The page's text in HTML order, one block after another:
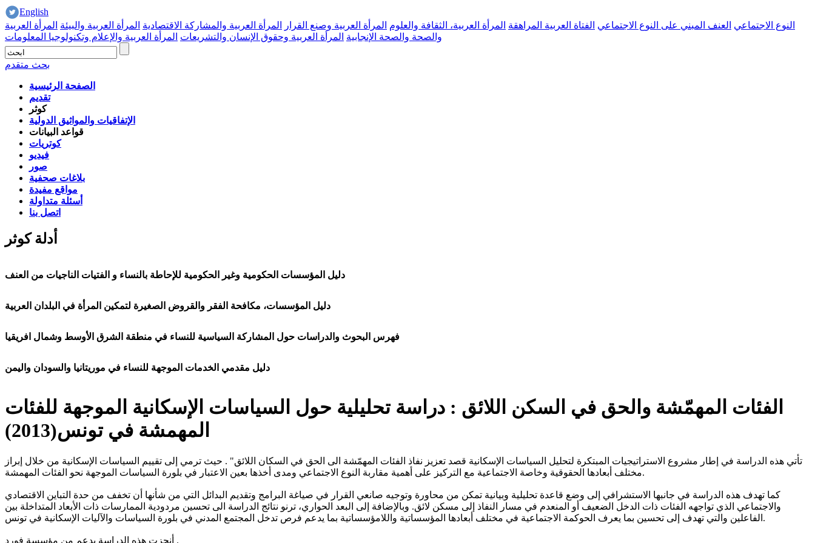
English
النوع الاجتماعي العنف المبني على النوع الاجتماعي الفتاة العربية المراهقة المرأة العربية، الثقافة والعلوم المرأة العربية وصنع القرار المرأة العربية والمشاركة الاقتصادية المرأة العربية والبيئة المرأة العربية
والصحة والصحة الإنجابية المرأة العربية وحقوق الإنسان والتشريعات المرأة العربية والإعلام وتكنولوجيا المعلومات
بحث متقدم
الصفحة الرئيسية
تقديم
كوثر
الإتفاقيات والمواثيق الدولية
قواعد البيانات
كوتريات
فيديو
صور
بلاغات صحفية
مواقع مفيدة
أسئلة متداولة
اتصل بنا
أدلة كوثر
دليل المؤسسات الحكومية وغير الحكومية للإحاطة بالنساء و الفتيات الناجيات من العنف
دليل المؤسسات، مكافحة الفقر والقروض الصغيرة لتمكين المرأة في البلدان العربية
فهرس البحوث والدراسات حول المشاركة السياسية للنساء في منطقة الشرق الأوسط وشمال افريقيا
دليل مقدمي الخدمات الموجهة للنساء في موريتانيا والسودان واليمن
الفئات المهمّشة والحق في السكن اللائق : دراسة تحليلية حول السياسات الإسكانية الموجهة للفئات
المهمشة في تونس(2013)
تأتي هذه الدراسة في إطار مشروع الاستراتيجيات المبتكرة لتحليل السياسات الإسكانية قصد تعزيز نفاذ الفئات المهمّشة الى الحق في السكان اللائق" . حيث ترمي إلى تقييم السياسات الإسكانية من خلال إبراز
مختلف أبعادها الحقوقية وخاصة الاجتماعية مع التركيز على أهمية مقاربة النوع الاجتماعي ومدى أخذها بعين الاعتبار في بلورة السياسات الموجهة نحو الفئات المهمشة.
كما تهدف هذه الدراسة في جانبها الاستشرافي إلى وضع قاعدة تحليلية وبيانية تمكن من محاورة وتوجيه صانعي القرار في صياغة البرامج وتقديم البدائل التي من شأنها أن تخفف من حدة التباين الاقتصادي
والاجتماعي الذي تواجهه الفئات ذات الدخل الضعيف أو المنعدم في مسار النفاذ إلى مسكن لائق. وبالإضافة إلى البعد الحواري، ترنو نتائج الدراسة الى تحسين مردودية الممارسات ذات الأبعاد المتداخلة بين
الفاعلين والتي تهدف إلى تحسين بما يعرف الحوكمة الاجتماعية في مختلف أبعادها المؤسساتية واللامؤسساتية بما يدعم فرص تدخل المجتمع المدني في بلورة السياسات والآليات الإسكانية في تونس.
أنجزت هذه الدراسة بدعم من مؤسسة فورد .